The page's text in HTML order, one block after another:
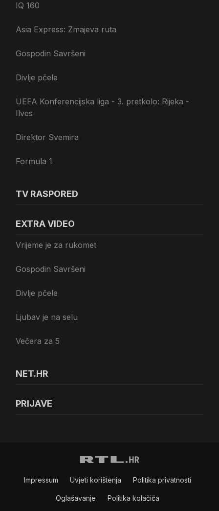
IQ 160
Asia Express: Zmajeva ruta
Gospodin Savršeni
Divlje pčele
UEFA Konferencijska liga - 3. pretkolo: Rijeka -
Ilves
Direktor Svemira
Formula 1
TV RASPORED
EXTRA VIDEO
Vrijeme je za rukomet
Gospodin Savršeni
Divlje pčele
Ljubav je na selu
Večera za 5
NET.HR
PRIJAVE
Impressum Uvjeti korištenja Politika privatnosti
Oglašavanje Politika kolačiča